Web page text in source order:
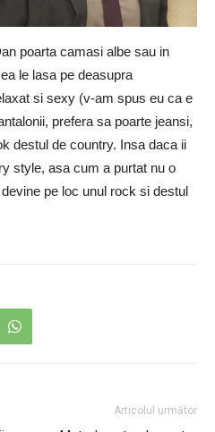
poarta camasi albe sau in
le lasa pe deasupra
si sexy (v-am spus eu ca e
prefera sa poarte jeansi,
destul de country. Insa daca ii
style, asa cum a purtat nu o
pe loc unul rock si destul
Articolul următor